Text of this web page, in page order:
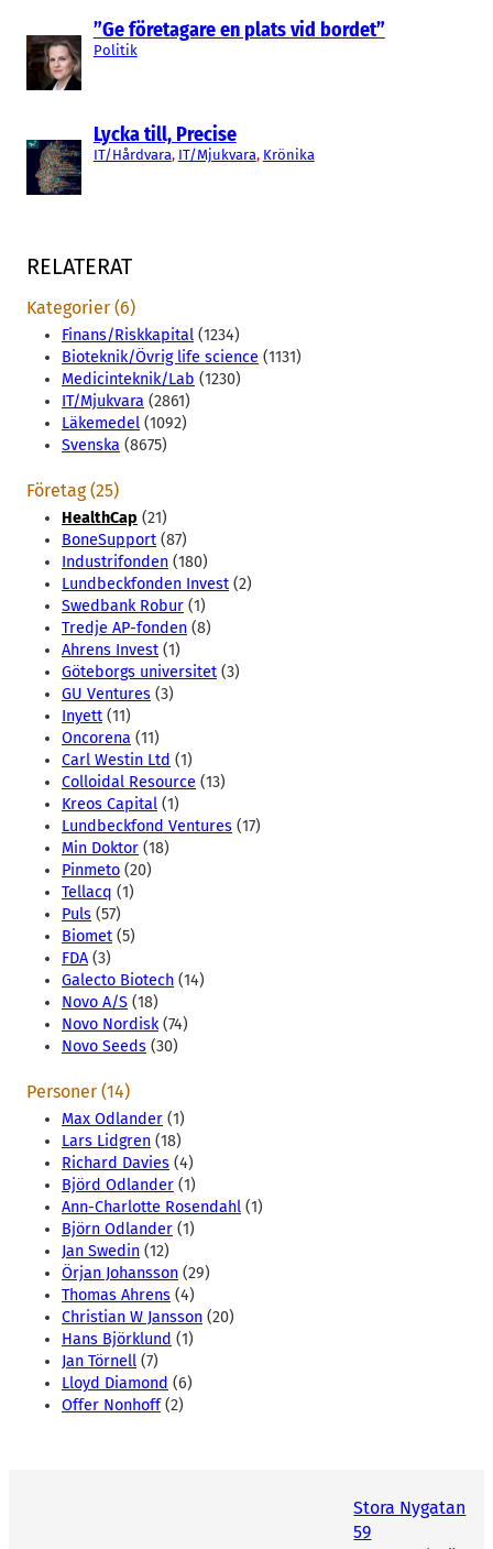
”Ge företagare en plats vid bordet”
Politik
Lycka till, Precise
IT/Hårdvara, IT/Mjukvara, Krönika
RELATERAT
Kategorier (6)
Finans/Riskkapital (1234)
Bioteknik/Övrig life science (1131)
Medicinteknik/Lab (1230)
IT/Mjukvara (2861)
Läkemedel (1092)
Svenska (8675)
Företag (25)
HealthCap (21)
BoneSupport (87)
Industrifonden (180)
Lundbeckfonden Invest (2)
Swedbank Robur (1)
Tredje AP-fonden (8)
Ahrens Invest (1)
Göteborgs universitet (3)
GU Ventures (3)
Inyett (11)
Oncorena (11)
Carl Westin Ltd (1)
Colloidal Resource (13)
Kreos Capital (1)
Lundbeckfond Ventures (17)
Min Doktor (18)
Pinmeto (20)
Tellacq (1)
Puls (57)
Biomet (5)
FDA (3)
Galecto Biotech (14)
Novo A/S (18)
Novo Nordisk(74)
Novo Seeds (30)
Personer (14)
Max Odlander (1)
Lars Lidgren (18)
Richard Davies (4)
Björd Odlander (1)
Ann-Charlotte Rosendahl (1)
Björn Odlander (1)
Jan Swedin (12)
Örjan Johansson (29)
Thomas Ahrens (4)
Christian W Jansson (20)
Hans Björklund (1)
Jan Törnell (7)
Lloyd Diamond (6)
Offer Nonhoff(2)
Stora Nygatan
59